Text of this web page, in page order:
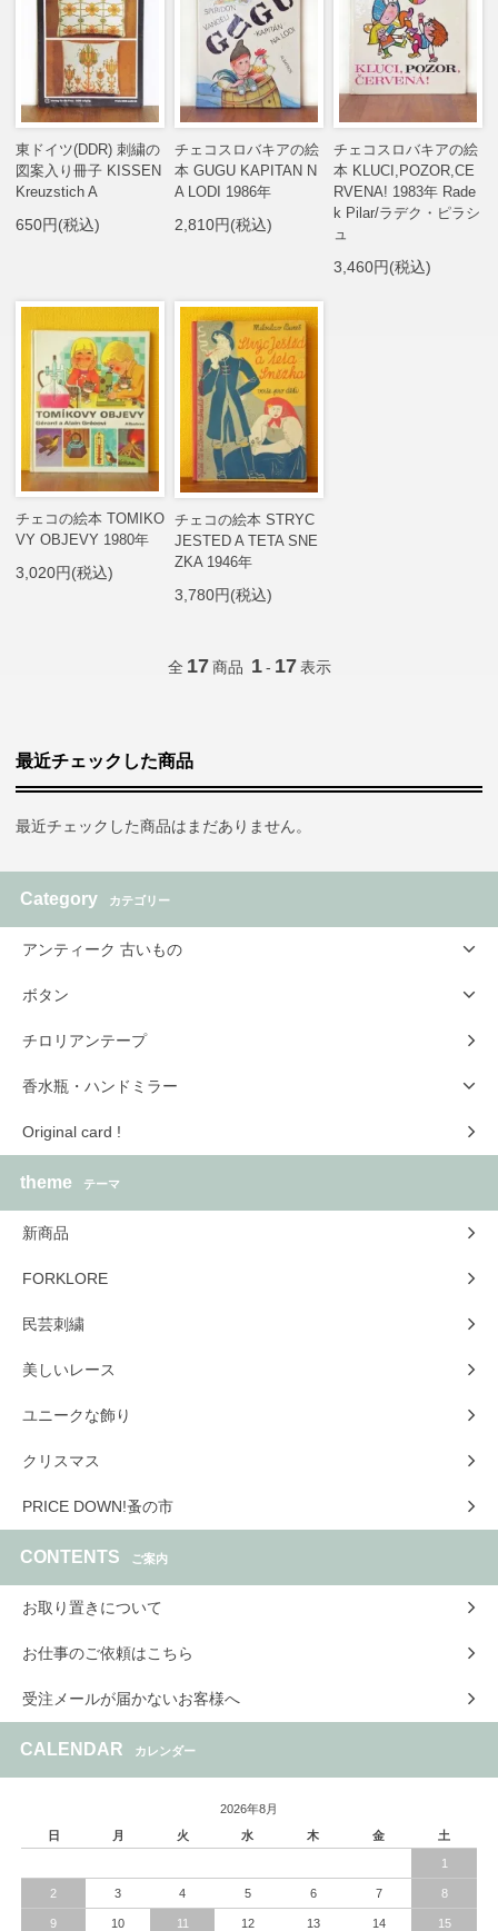
東ドイツ(DDR) 刺繍の
図案入り冊子 KISSEN
Kreuzstich A
650円(税込)
チェコスロバキアの絵
本 GUGU KAPITAN N
A LODI 1986年
2,810円(税込)
チェコスロバキアの絵
本 KLUCI,POZOR,CE
RVENA! 1983年 Rade
k Pilar/ラデク・ピラシ
ュ
3,460円(税込)
チェコの絵本 TOMIKO
VY OBJEVY 1980年
3,020円(税込)
チェコの絵本 STRYC
JESTED A TETA SNE
ZKA 1946年
3,780円(税込)
全 17 商品 1 - 17 表示
最近チェックした商品
最近チェックした商品はまだありません。
Category カテゴリー
アンティーク 古いもの
ボタン
チロリアンテープ
香水瓶・ハンドミラー
Original card !
theme テーマ
新商品
FORKLORE
民芸刺繍
美しいレース
ユニークな飾り
クリスマス
PRICE DOWN!蚤の市
CONTENTS ご案内
お取り置きについて
お仕事のご依頼はこちら
受注メールが届かないお客様へ
CALENDAR カレンダー
2026年8月
日
月 火 水 木 金 土
1
2 3 4 5 6 7 8
9 10 11 12 13 14 15